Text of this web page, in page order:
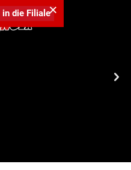
×
in die Filiale